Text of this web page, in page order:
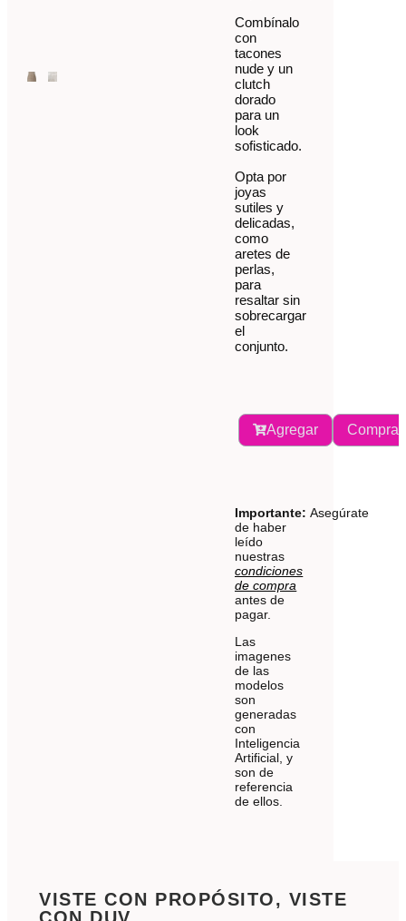
Combínalo
con
tacones
nude y un
clutch
dorado
para un
look
sofisticado.
Opta por
joyas
sutiles y
delicadas,
como
aretes de
perlas,
para
resaltar sin
sobrecargar
el
conjunto.
Agregar Comprar
Importante: Asegúrate
de haber
leído
nuestras
condiciones
de compra
antes de
pagar.
Las
imagenes
de las
modelos
son
generadas
con
Inteligencia
Artificial, y
son de
referencia
de ellos.
VISTE CON PROPÓSITO, VISTE